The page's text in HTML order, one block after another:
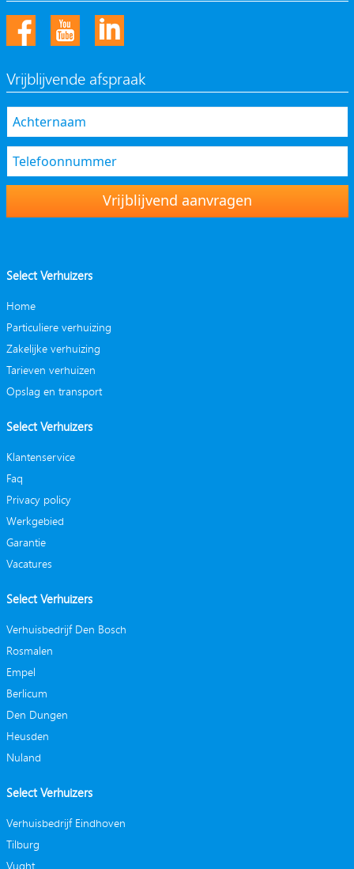
Vrijblijvende afspraak
Vrijblijvend aanvragen
Select Verhuizers
Home
Particuliere verhuizing
Zakelijke verhuizing
Tarieven verhuizen
Opslag en transport
Select Verhuizers
Klantenservice
Faq
Privacy policy
Werkgebied
Garantie
Vacatures
Select Verhuizers
Verhuisbedrijf Den Bosch
Rosmalen
Empel
Berlicum
Den Dungen
Heusden
Nuland
Select Verhuizers
Verhuisbedrijf Eindhoven
Tilburg
Vught